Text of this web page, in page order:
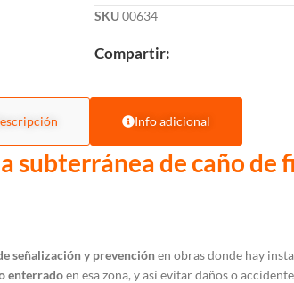
SKU00634
Compartir:
Info adicional
subterránea de caño de
señalización y prevenciónen obras donde hay
enterradoen esa zona, y así evitar daños o